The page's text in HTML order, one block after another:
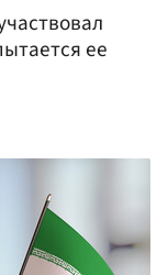
ее